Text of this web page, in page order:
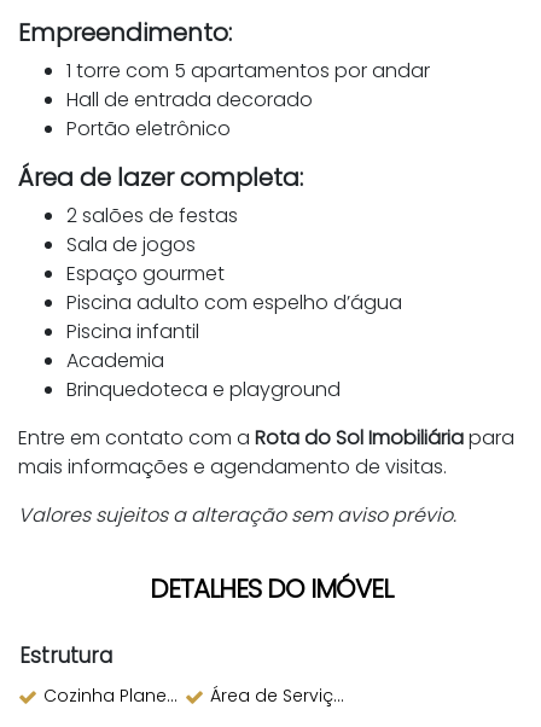
Empreendimento:
1 torre com 5 apartamentos por andar
Hall de entrada decorado
Portão eletrônico
Área de lazer completa:
2 salões de festas
Sala de jogos
Espaço gourmet
Piscina adulto com espelho d’água
Piscina infantil
Academia
Brinquedoteca e playground
Entre em contato com a Rota do Sol Imobiliáriapara
mais informações e agendamento de visitas.
Valores sujeitos a alteração sem aviso prévio.
DETALHES DO IMÓVEL
Estrutura
Cozinha Planejada Área de Serviço